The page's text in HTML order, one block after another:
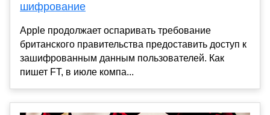
шифрование
Apple продолжает оспаривать требование
британского правительства предоставить доступ к
зашифрованным данным пользователей. Как
пишет FT, в июле компа...